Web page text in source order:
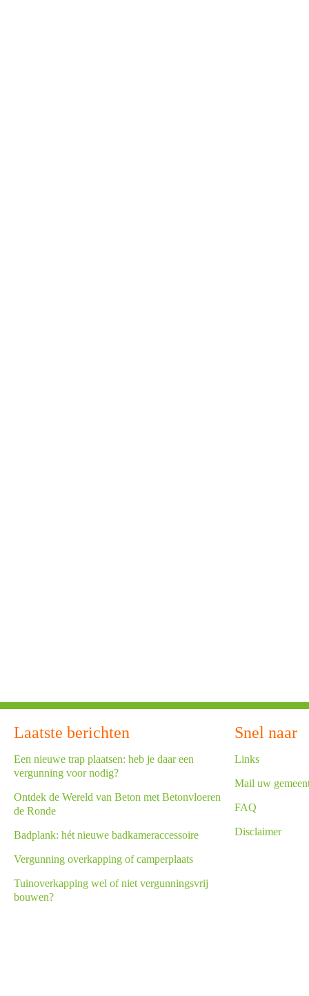
Laatste berichten
Een nieuwe trap plaatsen: heb je daar een
vergunning voor nodig?
Ontdek de Wereld van Beton met Betonvloeren
de Ronde
Badplank: hét nieuwe badkameraccessoire
Vergunning overkapping of camperplaats
Tuinoverkapping wel of niet vergunningsvrij
bouwen?
Snel naar
Links
Mail uw
FAQ
Disclaimer